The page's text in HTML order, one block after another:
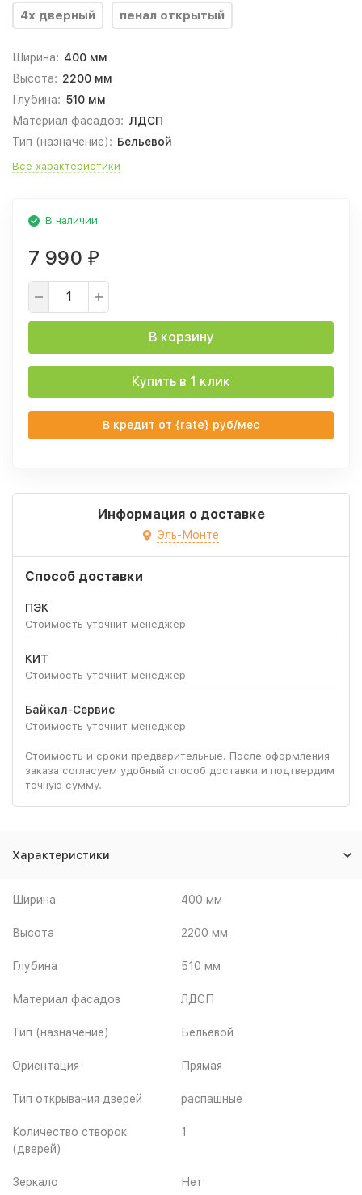
4х дверный пенал открытый
Ширина: 400 мм
Высота: 2200 мм
Глубина: 510 мм
Материал фасадов: ЛДСП
Тип (назначение): Бельевой
Все характеристики
В наличии
7 990 ₽
В корзину
Купить в 1 клик
В кредит от {rate} руб/мес
Информация о доставке
Эль-Монте
Способ доставки
ПЭК
Стоимость уточнит менеджер
КИТ
Стоимость уточнит менеджер
Байкал-Сервис
Стоимость уточнит менеджер
Стоимость и сроки предварительные. После оформления
заказа согласуем удобный способ доставки и подтвердим
точную сумму.
Характеристики
Ширина 400 мм
Высота 2200 мм
Глубина 510 мм
Материал фасадов ЛДСП
Тип (назначение) Бельевой
Ориентация Прямая
Тип открывания дверей распашные
Количество створок
(дверей)
1
Зеркало Нет